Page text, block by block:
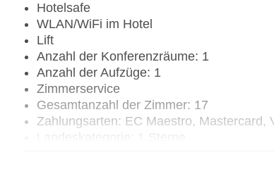
Hotelsafe
WLAN/WiFi im Hotel
Lift
Anzahl der Konferenzräume: 1
Anzahl der Aufzüge: 1
Zimmerservice
Gesamtanzahl der Zimmer: 17
Zahlungsarten: EC Maestro, Mastercard,